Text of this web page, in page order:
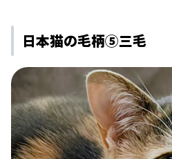
日本猫の毛柄⑤三毛